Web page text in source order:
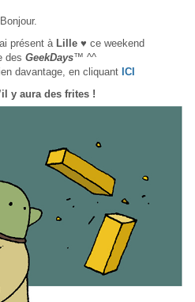
Bonjour.
présent à Lille♥ ce weekend
des GeekDays™ ^^
davantage, en cliquant ICI
y aura des frites !